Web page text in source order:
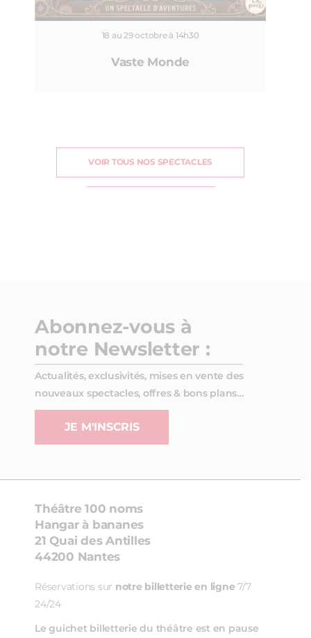
18 au 29 octobre à 14h30
Vaste Monde
VOIR TOUS NOS SPECTACLES
Abonnez-vous à
notre Newsletter :
Actualités, exclusivités, mises en vente des
nouveaux spectacles, offres & bons plans…
JE M'INSCRIS
Théâtre 100 noms
Hangar à bananes
21 Quai des Antilles
44200 Nantes
Réservations sur notre billetterie en ligne 7/7
24/24
Le guichet billetterie du théâtre est en pause